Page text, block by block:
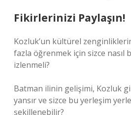
Fikirlerinizi Paylaşın!
Kozluk’un kültürel
fazla öğrenmek için sizce nasıl
izlenmeli?
Batman ilinin gelişimi, Kozluk
yansır ve sizce bu yerleşim
şekillenebilir?